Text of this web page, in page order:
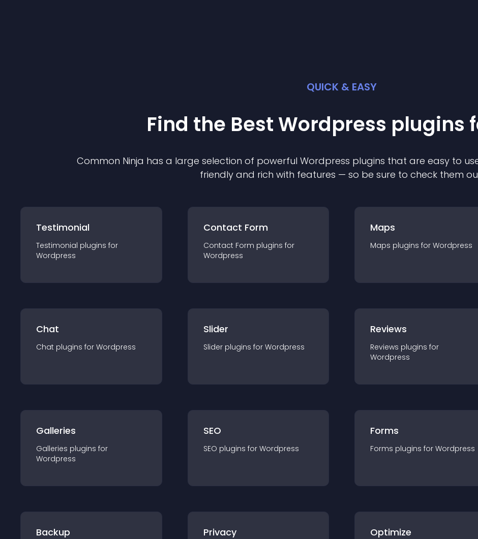
QUICK & EASY
Find the Best Wordpress plugins
Common Ninja has a large selection of powerful Wordpress plugins that are easy to
friendly and rich with features — so be sure to check them
Testimonial
Testimonial plugins for
Wordpress
Contact Form
Contact Form plugins for
Wordpress
Maps
Maps plugins for Wordpress
Chat
Chat plugins for Wordpress
Slider
Slider plugins for Wordpress
Reviews
Reviews plugins for
Wordpress
Galleries
Galleries plugins for
Wordpress
SEO
SEO plugins for Wordpress
Forms
Forms plugins for Wordpress
Backup Privacy Optimize